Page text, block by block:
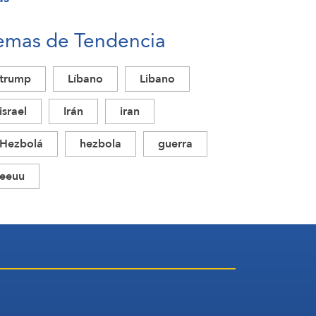
de Tendencia
trump Líbano
Libano
israel
Irán
iran
Hezbolá
hezbola
guerra
eeuu